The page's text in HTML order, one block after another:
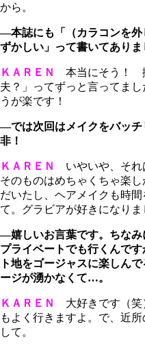
から。
―本誌にも「（カラコンを外
ずかしい」って書いてありま
ＫＡＲＥＮ
本当にそう！
夫？」ってずっと言ってま
うが楽です！
―では次回はメイクをバッチ
非！
ＫＡＲＥＮ
いやいや、そ
そのものはめちゃくちゃ楽
だいたし、ヘアメイクも時
て。グラビアが好きになりま
―嬉しいお言葉です。ちなみ
プライベートでも行くんで
ト地をゴージャスに楽しん
ージが湧かなくて…。
ＫＡＲＥＮ
大好きです（笑
もよく行きますよ。で、近
して。